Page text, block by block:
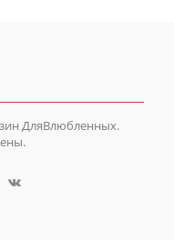
ДляВлюбленных.